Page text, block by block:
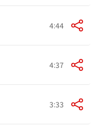
4:44
4:37
3:33